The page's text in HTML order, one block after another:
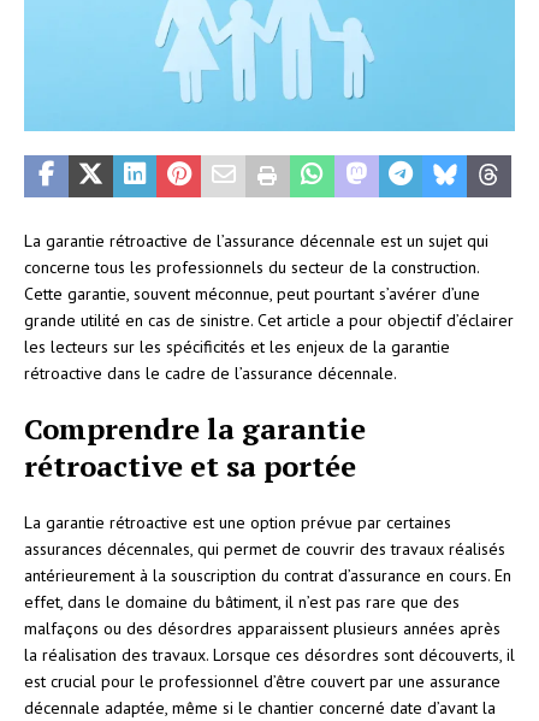
La garantie rétroactive de l’assurance décennale est un sujet qui
concerne tous les professionnels du secteur de la construction.
Cette garantie, souvent méconnue, peut pourtant s’avérer d’une
grande utilité en cas de sinistre. Cet article a pour objectif d’éclairer
les lecteurs sur les spécificités et les enjeux de la garantie
rétroactive dans le cadre de l’assurance décennale.
Comprendre la garantie
rétroactive et sa portée
La garantie rétroactive est une option prévue par certaines
assurances décennales, qui permet de couvrir des travaux réalisés
antérieurement à la souscription du contrat d’assurance en cours. En
effet, dans le domaine du bâtiment, il n’est pas rare que des
malfaçons ou des désordres apparaissent plusieurs années après
la réalisation des travaux. Lorsque ces désordres sont découverts, il
est crucial pour le professionnel d’être couvert par une assurance
décennale adaptée, même si le chantier concerné date d’avant la